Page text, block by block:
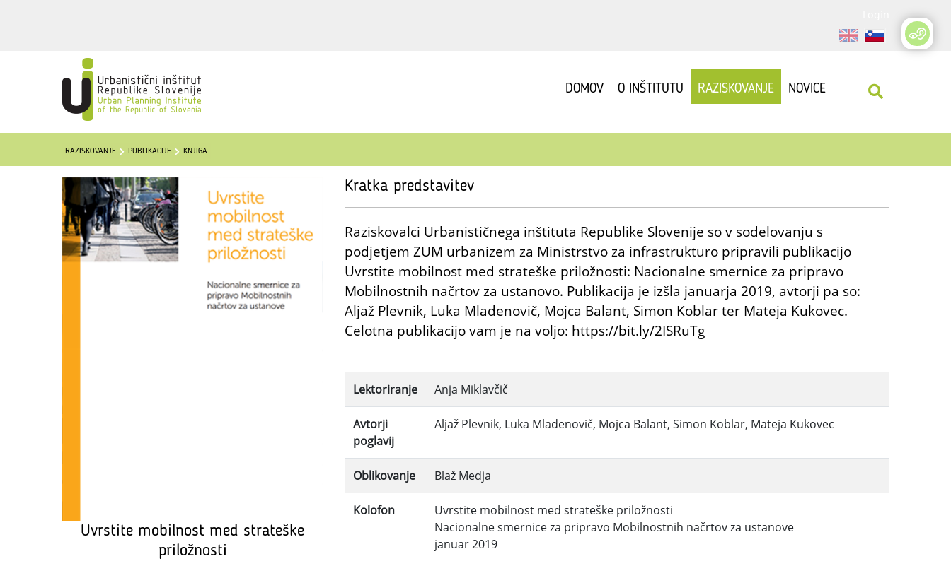
DOMOV O INŠTITUTU RAZISKOVANJE NOVICE
RAZISKOVANJE PUBLIKACIJE KNJIGA
Uvrstite mobilnost med strateške
priložnosti
Kratka predstavitev
Raziskovalci Urbanističnega inštituta Republike Slovenije so v sodelovanju s
podjetjem ZUM urbanizem za Ministrstvo za infrastrukturo pripravili publikacijo
Uvrstite mobilnost med strateške priložnosti: Nacionalne smernice za pripravo
Mobilnostnih načrtov za ustanovo. Publikacija je izšla januarja 2019, avtorji pa so:
Aljaž Plevnik, Luka Mladenovič, Mojca Balant, Simon Koblar ter Mateja Kukovec.
Celotna publikacijo vam je na voljo: https://bit.ly/2ISRuTg
Lektoriranje Anja Miklavčič
Avtorji
poglavij
Aljaž Plevnik, Luka Mladenovič, Mojca Balant, Simon Koblar, Mateja Kukovec
Oblikovanje Blaž Medja
Kolofon
Uvrstite mobilnost med strateške priložnosti
Nacionalne smernice za pripravo Mobilnostnih načrtov za ustanove
januar 2019